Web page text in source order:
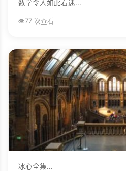
数学令人如此着迷...
👁️77 次查看
冰心全集...